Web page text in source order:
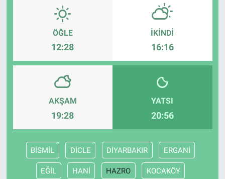
ÖĞLE
12:28
İKINDI
16:16
AKŞAM
19:28
YATSI
20:56
BİSMİL DİCLE DİYARBAKIR ERGANİ
EĞİL HANİ HAZRO KOCAKÖY